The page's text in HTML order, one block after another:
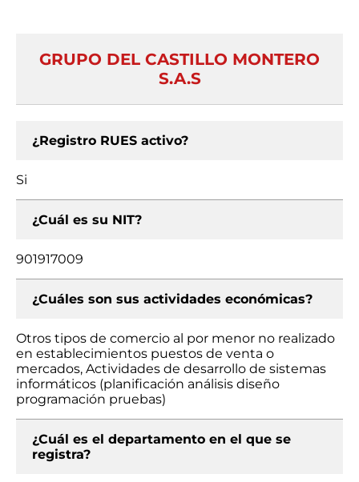
GRUPO DEL CASTILLO MONTERO
S.A.S
¿Registro RUES activo?
Si
¿Cuál es su NIT?
901917009
¿Cuáles son sus actividades económicas?
Otros tipos de comercio al por menor no realizado
en establecimientos puestos de venta o
mercados, Actividades de desarrollo de sistemas
informáticos (planificación análisis diseño
programación pruebas)
¿Cuál es el departamento en el que se
registra?